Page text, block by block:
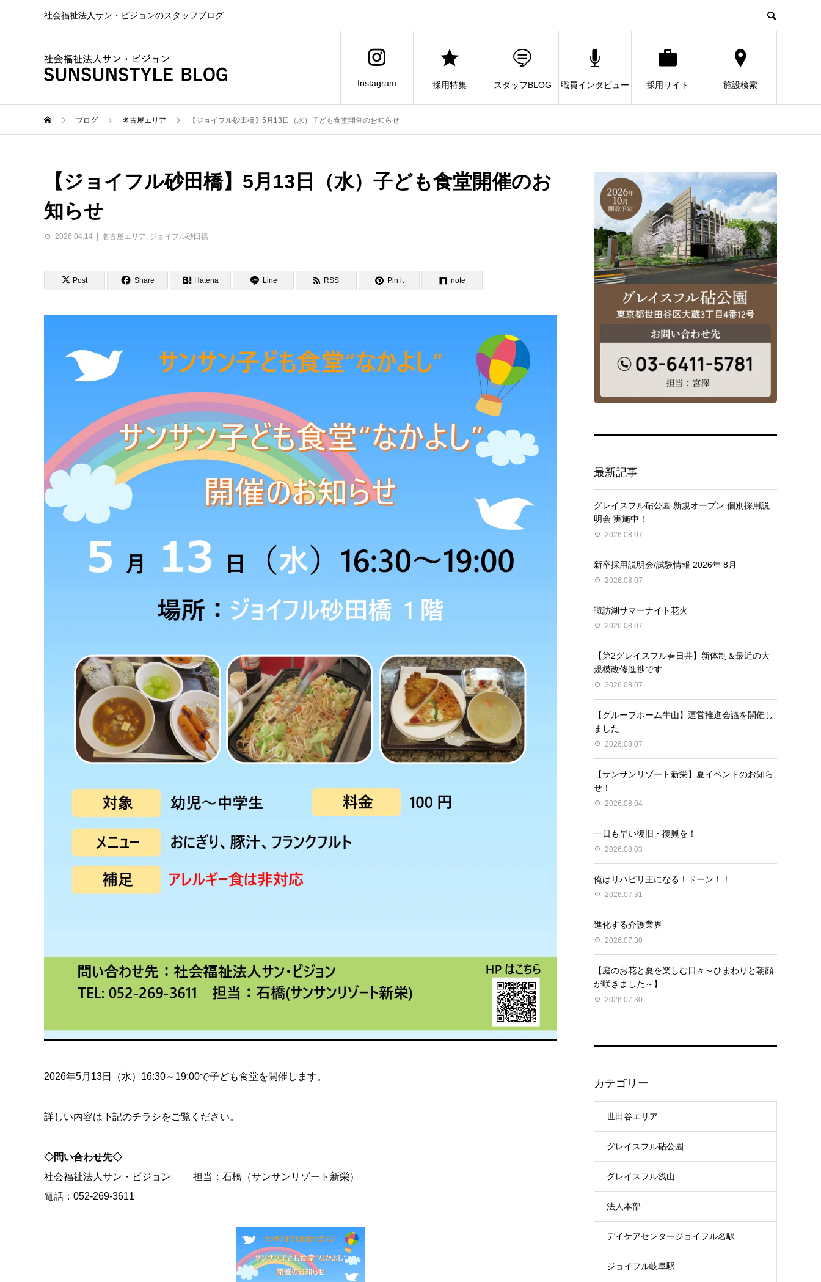
社会福祉法人サン・ビジョンのスタッフブログ
Instagram 採用特集 スタッフBLOG 職員インタビュー 採用サイト 施設検索
ブログ 名古屋エリア 【ジョイフル砂田橋】5月13日（水）子ども食堂開催のお知らせ
【ジョイフル砂田橋】5月13日（水）子ども食堂開催のお
知らせ
2026.04.14 名古屋エリア, ジョイフル砂田橋
Post Share Hatena Line RSS Pin it note
2026年5月13日（水）16:30～19:00で子ども食堂を開催します。
詳しい内容は下記のチラシをご覧ください。
◇問い合わせ先◇
社会福祉法人サン・ビジョン 担当：石橋（サンサンリゾート新栄）
電話：052-269-3611
最新記事
グレイスフル砧公園 新規オープン 個別採用説
明会 実施中！
2026.08.07
新卒採用説明会/試験情報 2026年 8月
2026.08.07
諏訪湖サマーナイト花火
2026.08.07
【第2グレイスフル春日井】新体制＆最近の大
規模改修進捗です
2026.08.07
【グループホーム牛山】運営推進会議を開催し
ました
2026.08.07
【サンサンリゾート新栄】夏イベントのお知ら
せ！
2026.08.04
一日も早い復旧・復興を！
2026.08.03
俺はリハビリ王になる！ドーン！！
2026.07.31
進化する介護業界
2026.07.30
【庭のお花と夏を楽しむ日々～ひまわりと朝顔
が咲きました～】
2026.07.30
カテゴリー
世田谷エリア
グレイスフル砧公園
グレイスフル浅山
法人本部
デイケアセンタージョイフル名駅
ジョイフル岐阜駅